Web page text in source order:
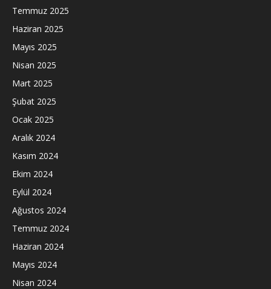
Temmuz 2025
Haziran 2025
Mayıs 2025
Nisan 2025
Mart 2025
Şubat 2025
Ocak 2025
Aralık 2024
Kasım 2024
Ekim 2024
Eylül 2024
Ağustos 2024
Temmuz 2024
Haziran 2024
Mayıs 2024
Nisan 2024